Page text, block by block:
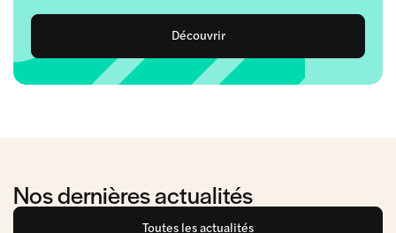
Découvrir
Nos dernières actualités
Toutes les actualités